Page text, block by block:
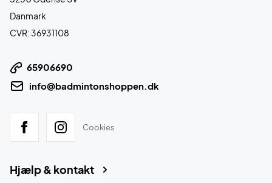
Danmark
CVR: 36931108
65906690
info@badmintonshoppen.dk
Cookies
Hjælp & kontakt